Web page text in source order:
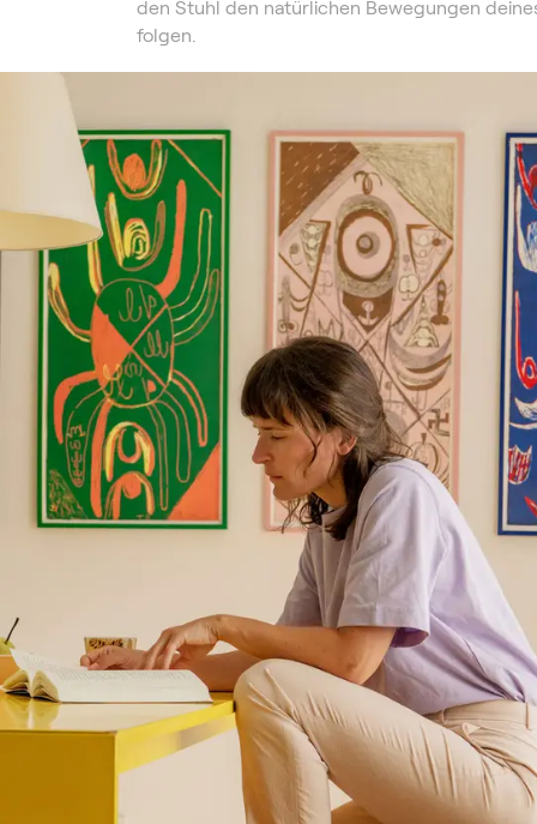
den Stuhl den natürlichen Bewegungen
folgen.